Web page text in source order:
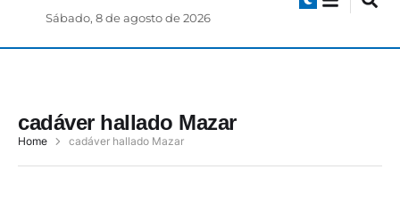
Sábado, 8 de agosto de 2026
cadáver hallado Mazar
Home cadáver hallado Mazar